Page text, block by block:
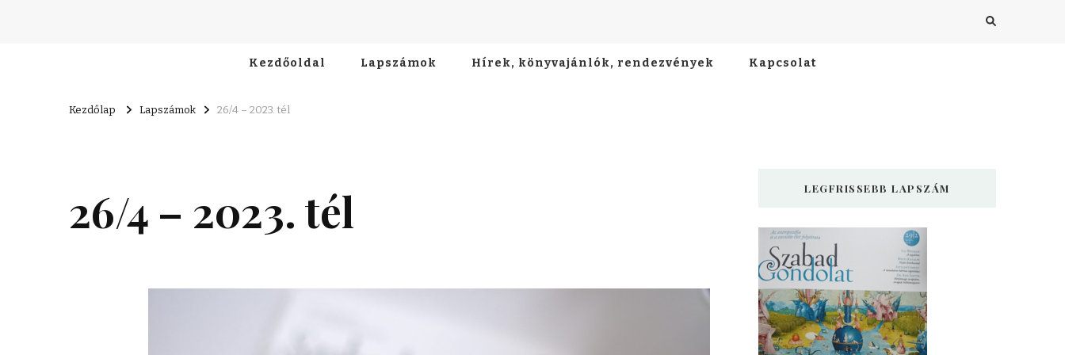
Kezdőoldal Lapszámok Hírek, könyvajánlók, rendezvények Kapcsolat
Kezdőlap Lapszámok 26/4 – 2023. tél
26/4 – 2023. tél LEGFRISSEBB LAPSZÁM